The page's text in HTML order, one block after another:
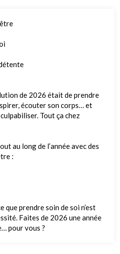
de 2026 était de prendre
écouter son corps… et
Tout ça chez
au long de l’année avec des
:
prendre soin de soi n’est
Faites de 2026 une année
pour vous ?